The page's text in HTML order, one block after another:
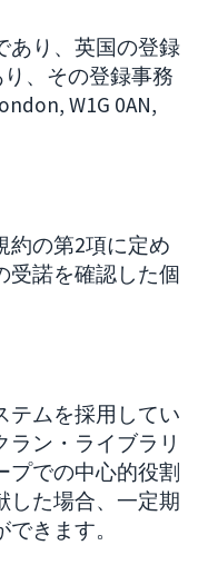
あり、英国の登録
、その登録事務
W1G 0AN,
約の第2項に定め
受諾を確認した個
テムを採用してい
ラン・ライブラリ
プでの中心的役割
した場合、一定期
きます。